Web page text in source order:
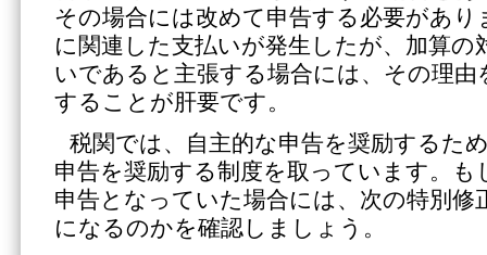
その場合には改めて申告する必要があり
に関連した支払いが発生したが、加算の
いであると主張する場合には、その理由
することが肝要です。
税関では、自主的な申告を奨励するた
申告を奨励する制度を取っています。も
申告となっていた場合には、次の特別修
になるのかを確認しましょう。